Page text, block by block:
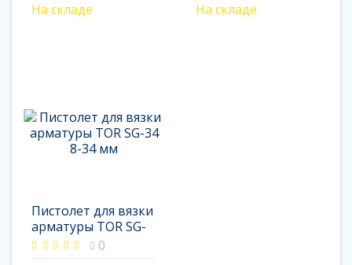
На складе На складе
Пистолет для вязки
арматуры TOR SG-
34 8-34 мм 0